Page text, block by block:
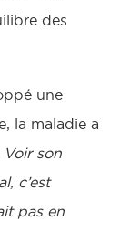
des
une
la maladie a
Voir son
c’est
pas en